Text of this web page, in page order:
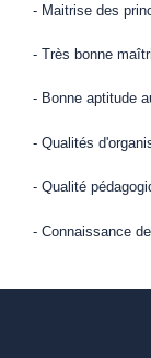
- Maitrise des
- Très bonne
- Bonne aptitude
- Qualités
- Qualité
- Connaissance